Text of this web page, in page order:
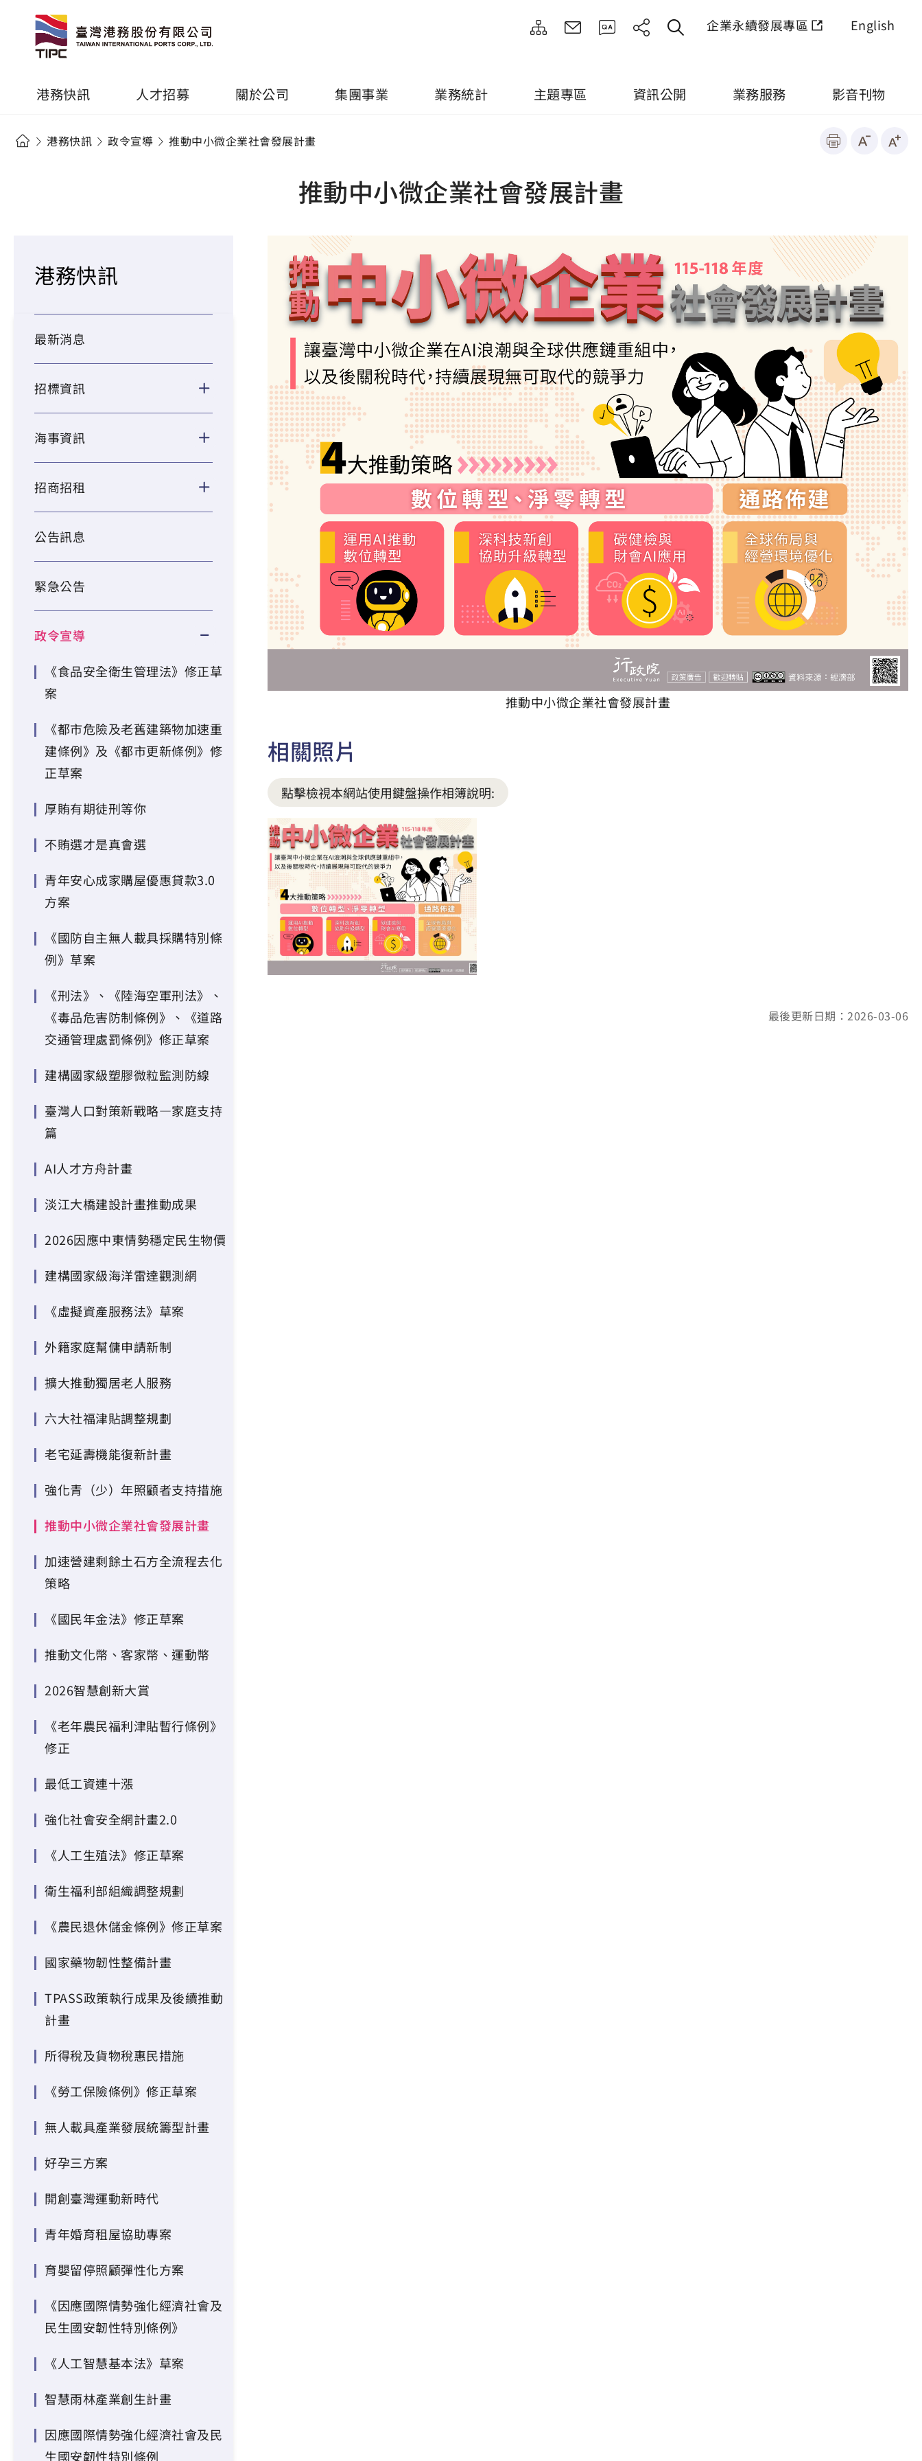
企業永續發展專區 English
港務快訊 人才招募 關於公司 集團事業 業務統計 主題專區 資訊公開 業務服務 影音刊物
港務快訊 政令宣導 推動中小微企業社會發展計畫
推動中小微企業社會發展計畫
港務快訊
最新消息
招標資訊
海事資訊
招商招租
公告訊息
緊急公告
政令宣導
《食品安全衛生管理法》修正草
案
《都市危險及老舊建築物加速重
建條例》及《都市更新條例》修
正草案
厚賄有期徒刑等你
不賄選才是真會選
青年安心成家購屋優惠貸款3.0
方案
《國防自主無人載具採購特別條
例》草案
《刑法》、《陸海空軍刑法》、
《毒品危害防制條例》、《道路
交通管理處罰條例》修正草案
建構國家級塑膠微粒監測防線
臺灣人口對策新戰略—家庭支持
篇
AI人才方舟計畫
淡江大橋建設計畫推動成果
2026因應中東情勢穩定民生物價
建構國家級海洋雷達觀測網
《虛擬資產服務法》草案
外籍家庭幫傭申請新制
擴大推動獨居老人服務
六大社福津貼調整規劃
老宅延壽機能復新計畫
強化青（少）年照顧者支持措施
推動中小微企業社會發展計畫
加速營建剩餘土石方全流程去化
策略
《國民年金法》修正草案
推動文化幣、客家幣、運動幣
2026智慧創新大賞
《老年農民福利津貼暫行條例》
修正
最低工資連十漲
強化社會安全網計畫2.0
《人工生殖法》修正草案
衛生福利部組織調整規劃
《農民退休儲金條例》修正草案
國家藥物韌性整備計畫
TPASS政策執行成果及後續推動
計畫
所得稅及貨物稅惠民措施
《勞工保險條例》修正草案
無人載具產業發展統籌型計畫
好孕三方案
開創臺灣運動新時代
青年婚育租屋協助專案
育嬰留停照顧彈性化方案
《因應國際情勢強化經濟社會及
民生國安韌性特別條例》
《人工智慧基本法》草案
智慧雨林產業創生計畫
因應國際情勢強化經濟社會及民
生國安韌性特別條例
推動中小微企業社會發展計畫
相關照片
點擊檢視本網站使用鍵盤操作相簿說明:
最後更新日期：2026-03-06